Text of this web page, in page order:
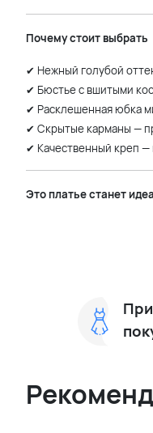
Почему стоит выбрать
✔ Нежный голубой
✔ Бюстье с вшитыми
✔ Расклешенная юбка
✔ Скрытые карманы —
✔ Качественный креп
Это платье станет